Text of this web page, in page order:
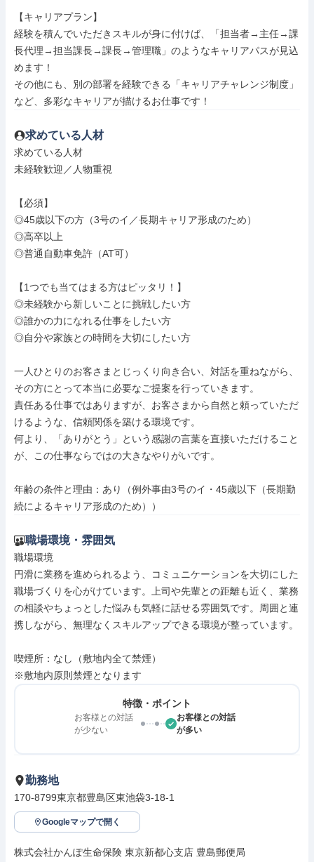
【キャリアプラン】
経験を積んでいただきスキルが身に付けば、「担当者→主任→課
長代理→担当課長→課長→管理職」のようなキャリアパスが見込
めます！
その他にも、別の部署を経験できる「キャリアチャレンジ制度」
など、多彩なキャリアが描けるお仕事です！
求めている人材
求めている人材
未経験歓迎／人物重視
【必須】
◎45歳以下の方（3号のイ／長期キャリア形成のため）
◎高卒以上
◎普通自動車免許（AT可）
【1つでも当てはまる方はピッタリ！】
◎未経験から新しいことに挑戦したい方
◎誰かの力になれる仕事をしたい方
◎自分や家族との時間を大切にしたい方
一人ひとりのお客さまとじっくり向き合い、対話を重ねながら、
その方にとって本当に必要なご提案を行っていきます。
責任ある仕事ではありますが、お客さまから自然と頼っていただ
けるような、信頼関係を築ける環境です。
何より、「ありがとう」という感謝の言葉を直接いただけること
が、この仕事ならではの大きなやりがいです。
年齢の条件と理由：あり（例外事由3号のイ・45歳以下（長期勤
続によるキャリア形成のため））
職場環境・雰囲気
職場環境
円滑に業務を進められるよう、コミュニケーションを大切にした
職場づくりを心がけています。上司や先輩との距離も近く、業務
の相談やちょっとした悩みも気軽に話せる雰囲気です。周囲と連
携しながら、無理なくスキルアップできる環境が整っています。
喫煙所：なし（敷地内全て禁煙）
※敷地内原則禁煙となります
特徴・ポイント
お客様との対話
が少ない
お客様との対話
が多い
勤務地
170-8799東京都豊島区東池袋3-18-1
Googleマップで開く
株式会社かんぽ生命保険 東京新都心支店 豊島郵便局